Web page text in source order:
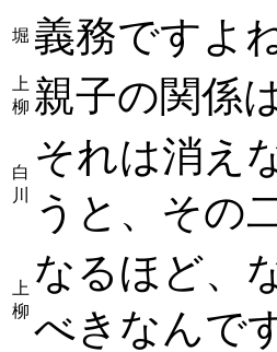
堀 義務ですよね
上
柳 親子の関係
白
川
それは消え
うと、その
上
柳
なるほど、
べきなんで